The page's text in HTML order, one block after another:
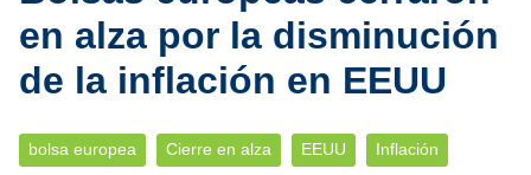
en alza por la disminución
de la inflación en EEUU
bolsa europea Cierre en alza EEUU Inflación